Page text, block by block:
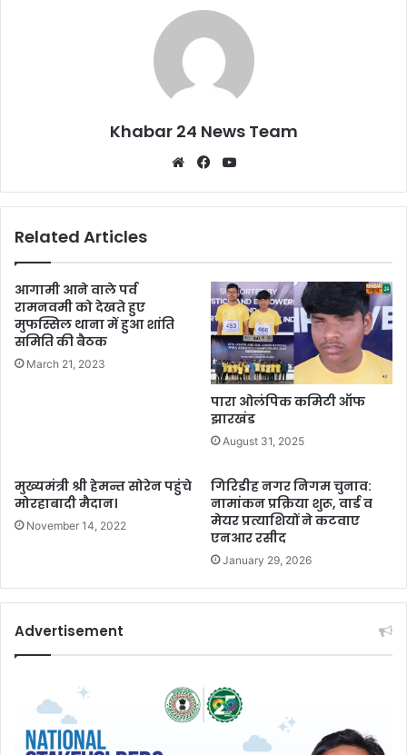
Khabar 24 News Team
WebsiteFacebook
Related Articles
आगामी आने वाले पर्व
रामनवमी को देखते हुए
मुफस्सिल थाना में हुआ शांति
समिति की बैठक
March 21, 2023
पारा ओलंपिक कमिटी ऑफ
झारखंड
August 31, 2025
मुख्यमंत्री श्री हेमन्त सोरेन पहुंचे
मोरहाबादी मैदान।
November 14, 2022
गिरिडीह नगर निगम चुनाव:
नामांकन प्रक्रिया शुरू, वार्ड व
मेयर प्रत्याशियों ने कटवाए
एनआर रसीद
January 29, 2026
Advertisement